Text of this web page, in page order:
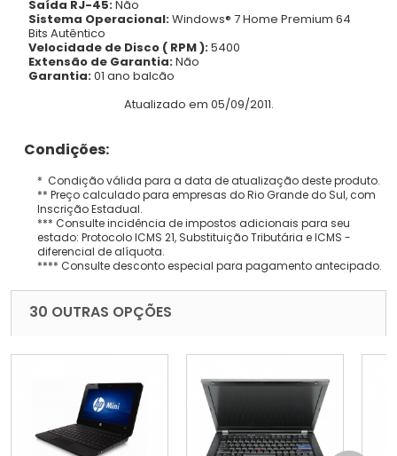
Saída RJ-45:Não
Sistema Operacional:Windows® 7 Home Premium 64
Bits Autêntico
Velocidade de Disco ( RPM ):5400
Extensão de Garantia:Não
Garantia:01 ano balcão
Atualizado em 05/09/2011.
Condições:
* Condição válida para a data de atualização deste produto.
** Preço calculado para empresas do Rio Grande do Sul, com
Inscrição Estadual.
*** Consulte incidência de impostos adicionais para seu
estado: Protocolo ICMS 21, Substituição Tributária e ICMS -
diferencial de alíquota.
**** Consulte desconto especial para pagamento antecipado.
30 OUTRAS OPÇÕES